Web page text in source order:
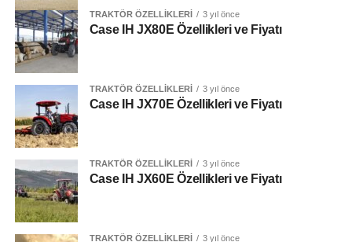
AdBlue Deposu
[adinserter block=”5″]
Motor
Case IH JX70E FAZ V
Beygir Gücü
Tork
291 Nm
Vites Seçeneği
12 + 12
TRAKTÖR ÖZELLIKLERI 3 yıl önce
Case IH JX80E Özellikleri ve Fiyatı
TRAKTÖR ÖZELLIKLERI 3 yıl önce
Case IH JX70E Özellikleri ve Fiyatı
TRAKTÖR ÖZELLIKLERI 3 yıl önce
Case IH JX60E Özellikleri ve Fiyatı
TRAKTÖR ÖZELLIKLERI 3 yıl önce